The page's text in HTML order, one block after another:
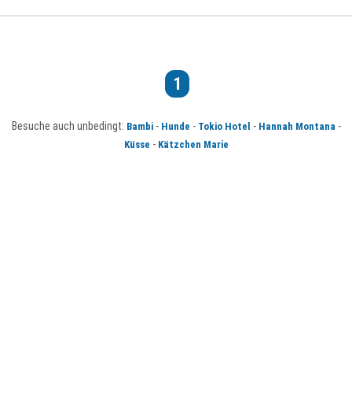
1
Besuche auch unbedingt: Bambi- Hunde - Tokio Hotel - Hannah Montana -
Küsse - Kätzchen Marie